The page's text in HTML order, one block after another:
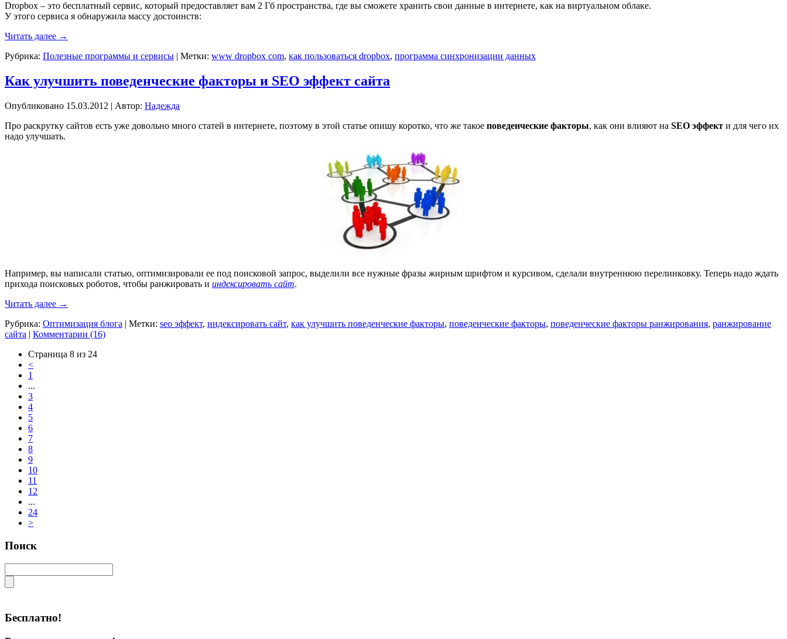
Dropbox – это бесплатный сервис, который предоставляет вам 2 Гб пространства, где вы сможете хранить свои данные в интернете, как на виртуальном облаке.
У этого сервиса я обнаружила массу достоинств:
Читать далее →
Рубрика: Полезные программы и сервисы | Метки: www dropbox com, как пользоваться dropbox, программа синхронизации данных
Как улучшить поведенческие факторы и SEO эффект сайта
Опубликовано 15.03.2012 | Автор: Надежда
Про раскрутку сайтов есть уже довольно много статей в интернете, поэтому в этой статье опишу коротко, что же такое поведенческие факторы, как они влияют на SEO эффект и для чего их
надо улучшать.
Например, вы написали статью, оптимизировали ее под поисковой запрос, выделили все нужные фразы жирным шрифтом и курсивом, сделали внутреннюю перелинковку. Теперь надо ждать
прихода поисковых роботов, чтобы ранжировать и индексировать сайт.
Читать далее →
Рубрика: Оптимизация блога | Метки: seo эффект, индексировать сайт, как улучшить поведенческие факторы, поведенческие факторы, поведенческие факторы ранжирования, ранжирование
сайта | Комментарии (16)
Страница 8 из 24
<
1
...
3
4
5
6
7
8
9
10
11
12
...
24
>
Поиск
Бесплатно!